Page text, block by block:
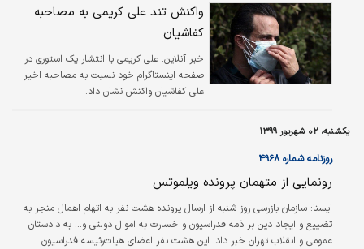
واکنش تند علی کریمی به مصاحبه
کفاشیان
خبر آنلاین: علی کریمی با انتشار یک استوری در
صفحه اینستاگرام خود نسبت به مصاحبه اخیر
علی کفاشیان واکنش نشان داد.
یکشنبه، ۰۲ شهریور ۱۳۹۹
روزنامه شماره ۴۹۶۸
رونمایی از متهمان پرونده ویلموتس
ایسنا: سازمان بازرسی روز شنبه از ارسال پرونده هشت نفر به اتهام اهمال منجر به
تضییع و ایجاد دین بر ذمه فدراسیون و خسارت به اموال دولتی و... به دادستان
عمومی و انقلاب تهران خبر داد. این هشت نفر اعضای هیات‌رئیسه فدراسیون